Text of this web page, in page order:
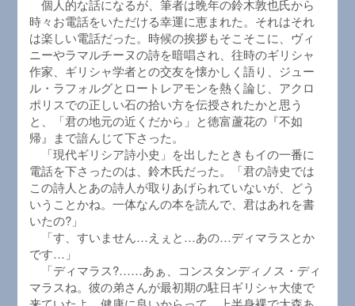
個人的な話になるが、筆者は晩年の鈴木敦也氏から
時々お電話をいただける幸運に恵まれた。それはそれ
は楽しい電話だった。時候の挨拶もそこそこに、ヴィ
ニーやラマルチーヌの詩を暗唱され、往時のギリシャ
作家、ギリシャ学者との交友を懐かしく語り、ジュー
ル・ラフォルグとロートレアモンを熱く論じ、アクロ
ポリスでの正しい石の拾い方を伝授されたかと思う
と、「君の地元の近くだから」と徳富蘆花の『不如
帰』まで諳んじて下さった。
「現代ギリシア詩小史」を出したときもイの一番に
電話を下さったのは、鈴木氏だった。「君の詩史では
この詩人とあの詩人が取りあげられていないが、どう
いうことかね。一体なんの本を読んで、君はあれを書
いたの?」
「す、すいません…えぇと…あの…ディマラスとか
です…」
「ディマラス?……あぁ、コンスタンディノス・ディ
マラスね。彼の弟さんが最初期の駐日ギリシャ大使で